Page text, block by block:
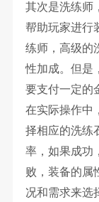
其次是洗练师
帮助玩家进行
练师，高级的
性加成。但是
要支付一定的
在实际操作中
择相应的洗练
率，如果成功
败，装备的属
况和需求来选